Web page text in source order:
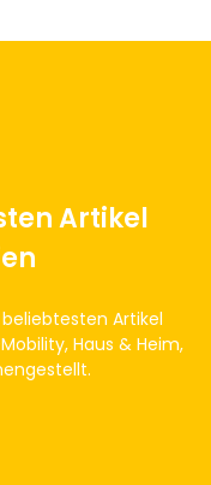
Artikel
Artikel
Haus & Heim,